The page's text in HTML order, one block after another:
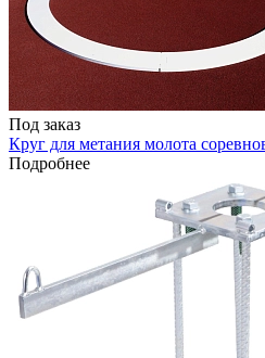
Под заказ
Круг для метания молота
Подробнее